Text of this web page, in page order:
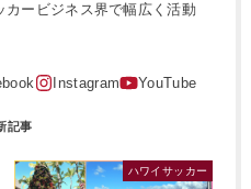
ービジネス界で幅広く活動
ハワイサッカー